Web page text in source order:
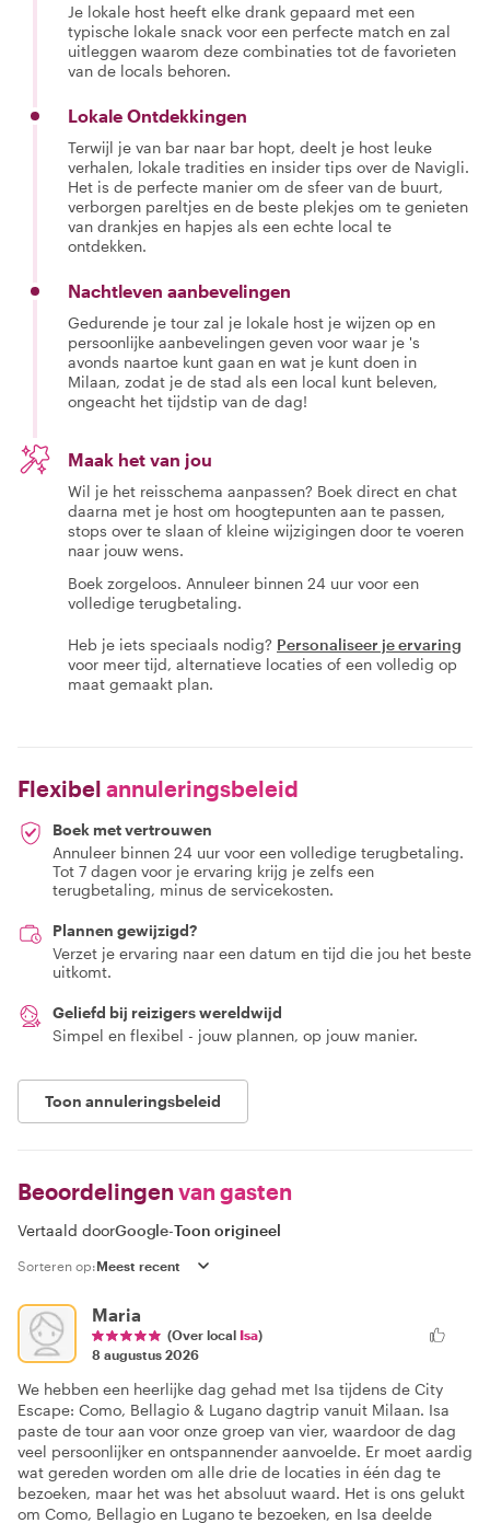
Je lokale host heeft elke drank gepaard met een
typische lokale snack voor een perfecte match en zal
uitleggen waarom deze combinaties tot de favorieten
van de locals behoren.
Lokale Ontdekkingen
Terwijl je van bar naar bar hopt, deelt je host leuke
verhalen, lokale tradities en insider tips over de Navigli.
Het is de perfecte manier om de sfeer van de buurt,
verborgen pareltjes en de beste plekjes om te genieten
van drankjes en hapjes als een echte local te
ontdekken.
Nachtleven aanbevelingen
Gedurende je tour zal je lokale host je wijzen op en
persoonlijke aanbevelingen geven voor waar je 's
avonds naartoe kunt gaan en wat je kunt doen in
Milaan, zodat je de stad als een local kunt beleven,
ongeacht het tijdstip van de dag!
Maak het van jou
Wil je het reisschema aanpassen? Boek direct en chat
daarna met je host om hoogtepunten aan te passen,
stops over te slaan of kleine wijzigingen door te voeren
naar jouw wens.
Boek zorgeloos. Annuleer binnen 24 uur voor een
volledige terugbetaling.
Heb je iets speciaals nodig? Personaliseer je ervaring
voor meer tijd, alternatieve locaties of een volledig op
maat gemaakt plan.
Flexibel annuleringsbeleid
Boek met vertrouwen
Annuleer binnen 24 uur voor een volledige terugbetaling.
Tot 7 dagen voor je ervaring krijg je zelfs een
terugbetaling, minus de servicekosten.
Plannen gewijzigd?
Verzet je ervaring naar een datum en tijd die jou het beste
uitkomt.
Geliefd bij reizigers wereldwijd
Simpel en flexibel - jouw plannen, op jouw manier.
Toon annuleringsbeleid
Beoordelingen van gasten
Vertaald doorGoogle-Toon origineel
Sorteren op:
Maria
(Over local Isa)
8 augustus 2026
We hebben een heerlijke dag gehad met Isa tijdens de City
Escape: Como, Bellagio & Lugano dagtrip vanuit Milaan. Isa
paste de tour aan voor onze groep van vier, waardoor de dag
veel persoonlijker en ontspannender aanvoelde. Er moet aardig
wat gereden worden om alle drie de locaties in één dag te
bezoeken, maar het was het absoluut waard. Het is ons gelukt
om Como, Bellagio en Lugano te bezoeken, en Isa deelde